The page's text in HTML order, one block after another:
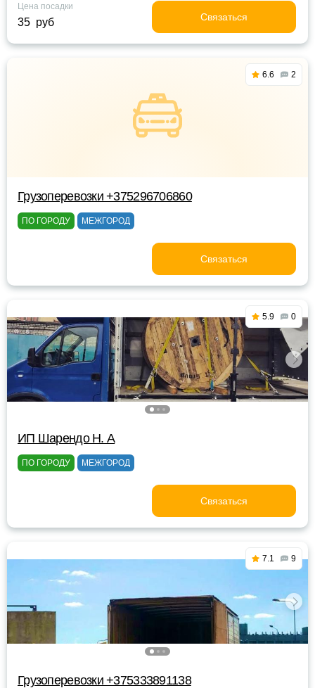
Цена посадки
35 руб Связаться
6.6 2
Грузоперевозки +375296706860
ПО ГОРОДУ МЕЖГОРОД
Связаться
5.9 0
ИП Шарендо Н. А
ПО ГОРОДУ МЕЖГОРОД
Связаться
7.1 9
Грузоперевозки +375333891138